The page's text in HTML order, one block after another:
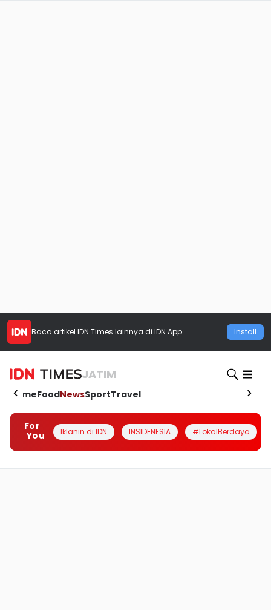
Baca artikel IDN Times lainnya di IDN App Install
JATIM
HomeFoodNewsSportTravel
For
You
Iklanin di IDN INSIDENESIA #LokalBerdaya